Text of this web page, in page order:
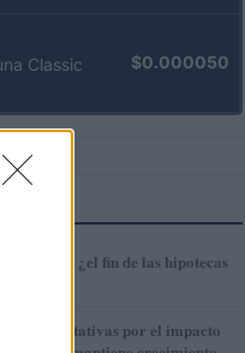
Classic $0.000050
en caída: ¿el fin de las hipotecas
expectativas por el impacto